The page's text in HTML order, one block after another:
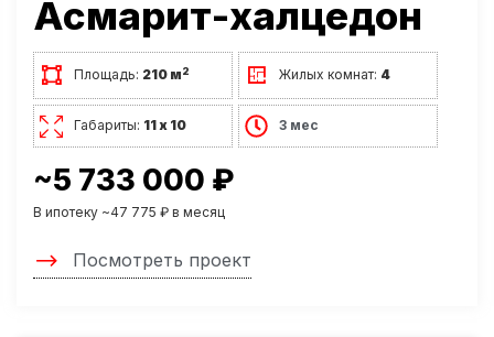
Асмарит-халцедон
Площадь: 210 м2 Жилых комнат: 4
Габариты: 11 х 10 3 мес
~5 733 000 ₽
В ипотеку ~47 775 ₽ в месяц
Посмотреть проект